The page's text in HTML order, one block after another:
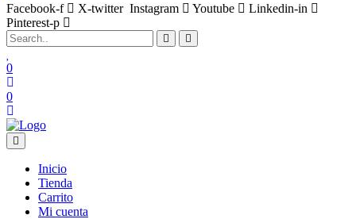
Facebook-f X-twitter Instagram Youtube
Linkedin-in
Pinterest-p
0
0
Inicio
Tienda
Carrito
Mi cuenta